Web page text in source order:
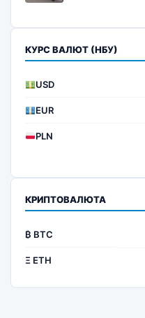
КУРС ВАЛЮТ (НБУ)
USD
EUR
PLN
КРИПТОВАЛЮТА
₿ BTC
Ξ ETH